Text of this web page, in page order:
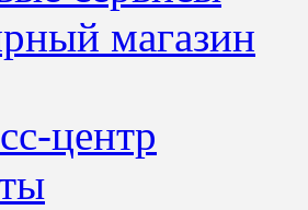
магазин
центр